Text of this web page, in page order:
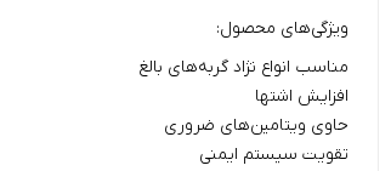
ویژگی‌های محصول:
مناسب انواع نژاد گربه‌های بالغ
افزایش اشتها
حاوی ویتامین‌های ضروری
تقویت سیستم ایمنی